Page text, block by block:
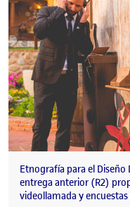
Etnografía para el Diseño
entrega anterior (R2)
videollamada y